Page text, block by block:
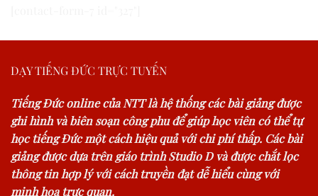
DẠY TIẾNG ĐỨC TRỰC TUYẾN
Tiếng Đức online của NTT là hệ thống các bài giảng được
ghi hình và biên soạn công phu để giúp học viên có thể tự
học tiếng Đức một cách hiệu quả với chi phí thấp. Các bài
giảng được dựa trên giáo trình Studio D và được chắt lọc
thông tin hợp lý với cách truyền đạt dễ hiểu cùng với
minh hoạ trực quan.